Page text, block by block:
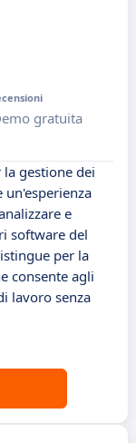
gratuita
gestione dei
e
software del
per la
consente agli
lavoro senza